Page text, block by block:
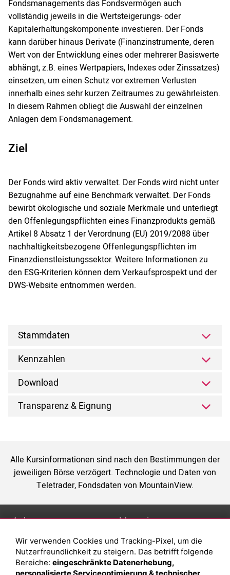
Fondsmanagements das Fondsvermögen auch
vollständig jeweils in die Wertsteigerungs- oder
Kapitalerhaltungskomponente investieren. Der Fonds
kann darüber hinaus Derivate (Finanzinstrumente, deren
Wert von der Entwicklung eines oder mehrerer Basiswerte
abhängt, z.B. eines Wertpapiers, Indexes oder Zinssatzes)
einsetzen, um einen Schutz vor extremen Verlusten
innerhalb eines sehr kurzen Zeitraumes zu gewährleisten.
In diesem Rahmen obliegt die Auswahl der einzelnen
Anlagen dem Fondsmanagement.
Ziel
Der Fonds wird aktiv verwaltet. Der Fonds wird nicht unter
Bezugnahme auf eine Benchmark verwaltet. Der Fonds
bewirbt ökologische und soziale Merkmale und unterliegt
den Offenlegungspflichten eines Finanzprodukts gemäß
Artikel 8 Absatz 1 der Verordnung (EU) 2019/2088 über
nachhaltigkeitsbezogene Offenlegungspflichten im
Finanzdienstleistungssektor. Weitere Informationen zu
den ESG-Kriterien können dem Verkaufsprospekt und der
DWS-Website entnommen werden.
Stammdaten
Kennzahlen
Download
Transparenz & Eignung
Alle Kursinformationen sind nach den Bestimmungen der
jeweiligen Börse verzögert. Technologie und Daten von
Teletrader, Fondsdaten von MountainView.
Anlage
Depot eröffnen
Depot vergleichen
Magazin
Was sind sind ETFs?
Sparplan Vorteile
Wir verwenden Cookies und Tracking-Pixel, um die
Nutzerfreundlichkeit zu steigern. Das betrifft folgende
Bereiche: eingeschränkte Datenerhebung,